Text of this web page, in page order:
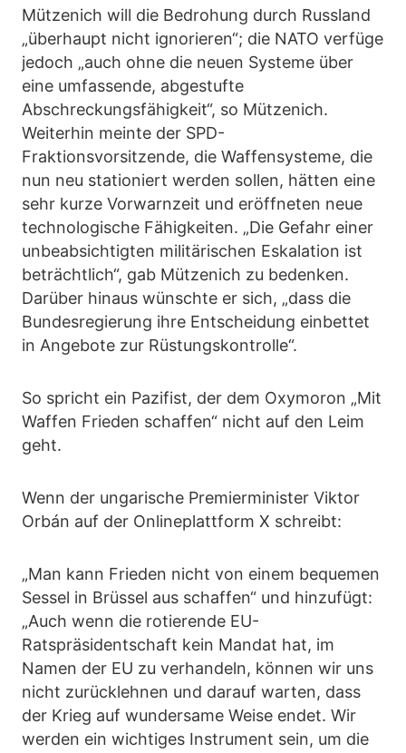
Mützenich will die Bedrohung durch Russland
„überhaupt nicht ignorieren“; die NATO verfüge
jedoch „auch ohne die neuen Systeme über
eine umfassende, abgestufte
Abschreckungsfähigkeit“, so Mützenich.
Weiterhin meinte der SPD-
Fraktionsvorsitzende, die Waffensysteme, die
nun neu stationiert werden sollen, hätten eine
sehr kurze Vorwarnzeit und eröffneten neue
technologische Fähigkeiten. „Die Gefahr einer
unbeabsichtigten militärischen Eskalation ist
beträchtlich“, gab Mützenich zu bedenken.
Darüber hinaus wünschte er sich, „dass die
Bundesregierung ihre Entscheidung einbettet
in Angebote zur Rüstungskontrolle“.
So spricht ein Pazifist, der dem Oxymoron „Mit
Waffen Frieden schaffen“ nicht auf den Leim
geht.
Wenn der ungarische Premierminister Viktor
Orbán auf der Onlineplattform X schreibt:
„Man kann Frieden nicht von einem bequemen
Sessel in Brüssel aus schaffen“ und hinzufügt:
„Auch wenn die rotierende EU-
Ratspräsidentschaft kein Mandat hat, im
Namen der EU zu verhandeln, können wir uns
nicht zurücklehnen und darauf warten, dass
der Krieg auf wundersame Weise endet. Wir
werden ein wichtiges Instrument sein, um die